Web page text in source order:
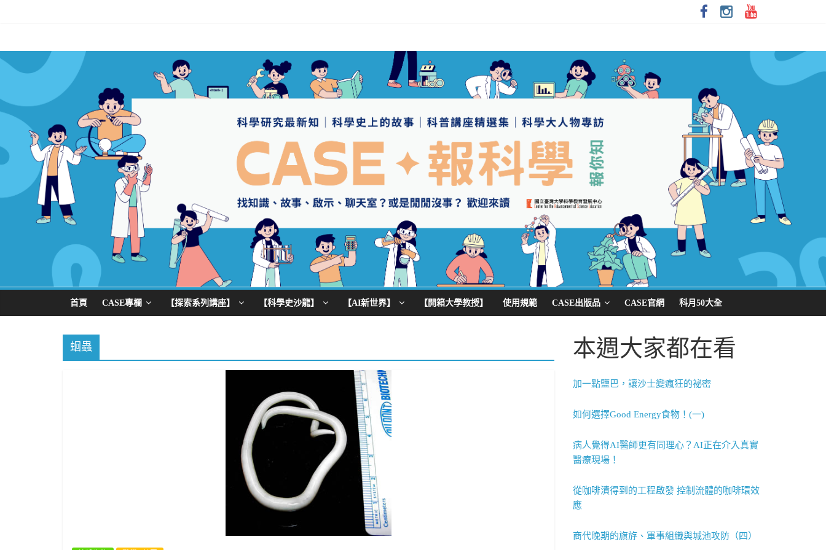
首頁 CASE專欄 【探索系列講座】 【科學史沙龍】 【AI新世界】 【開箱大學教授】 使用規範 CASE出版品 CASE官網 科月50大全
蛔蟲 本週大家都在看
加一點鹽巴，讓沙士變瘋狂的祕密
如何選擇Good Energy食物！(一)
病人覺得AI醫師更有同理心？AI正在介入真實
醫療現場！
從咖啡漬得到的工程啟發 控制流體的咖啡環效
應
商代晚期的旗斿、軍事組織與城池攻防（四）